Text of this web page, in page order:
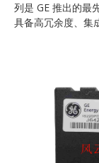
列是 GE 推出的最
具备高冗余度、集